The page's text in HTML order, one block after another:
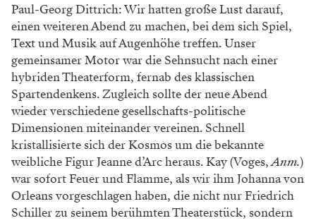
Paul-Georg Dittrich: Wir hatten große Lust darauf,
einen weiteren Abend zu machen, bei dem sich Spiel,
Text und Musik auf Augenhöhe treffen. Unser
gemeinsamer Motor war die Sehnsucht nach einer
hybriden Theaterform, fernab des klassischen
Spartendenkens. Zugleich sollte der neue Abend
wieder verschiedene gesellschafts-politische
Dimensionen miteinander vereinen. Schnell
kristallisierte sich der Kosmos um die bekannte
weibliche Figur Jeanne d’Arc heraus. Kay (Voges,Anm.)
war sofort Feuer und Flamme, als wir ihm Johanna von
Orleans vorgeschlagen haben, die nicht nur Friedrich
Schiller zu seinem berühmten Theaterstück, sondern